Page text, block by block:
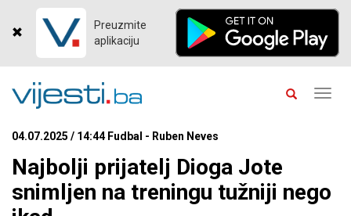
Preuzmite
aplikaciju
04.07.2025 / 14:44 Fudbal - Ruben Neves
Najbolji prijatelj Dioga Jote
snimljen na treningu tužniji nego